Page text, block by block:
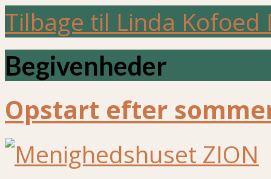
Tilbage til Linda Kofoed
Begivenheder
Opstart efter